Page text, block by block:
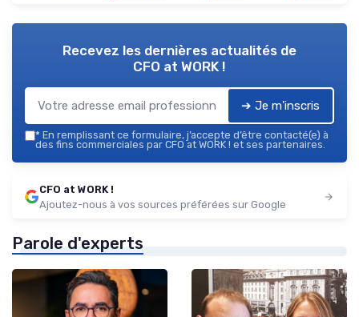
Recevez les dernières actualités de
CFO at WORK !
➔ Je m'inscris
* En remplissant ce formulaire, j’accepte d’être contacté(e) à
des fins commerciales par CFO at WORK ! et ses partenaires.
CFO at WORK !
Ajoutez-nous à vos sources préférées sur Google
Parole d'experts